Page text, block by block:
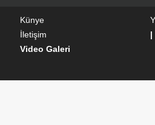
Künye
İletişim
|
Video Galeri